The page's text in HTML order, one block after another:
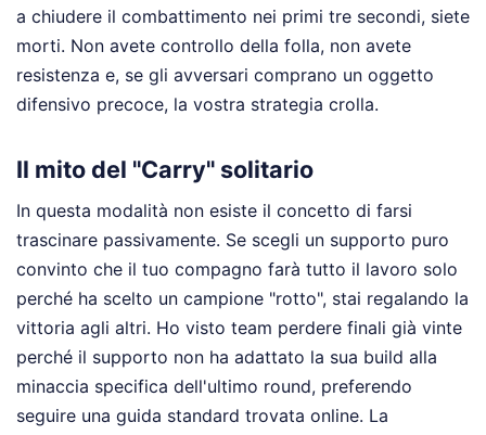
a chiudere il combattimento nei primi tre secondi, siete
morti. Non avete controllo della folla, non avete
resistenza e, se gli avversari comprano un oggetto
difensivo precoce, la vostra strategia crolla.
Il mito del "Carry" solitario
In questa modalità non esiste il concetto di farsi
trascinare passivamente. Se scegli un supporto puro
convinto che il tuo compagno farà tutto il lavoro solo
perché ha scelto un campione "rotto", stai regalando la
vittoria agli altri. Ho visto team perdere finali già vinte
perché il supporto non ha adattato la sua build alla
minaccia specifica dell'ultimo round, preferendo
seguire una guida standard trovata online. La